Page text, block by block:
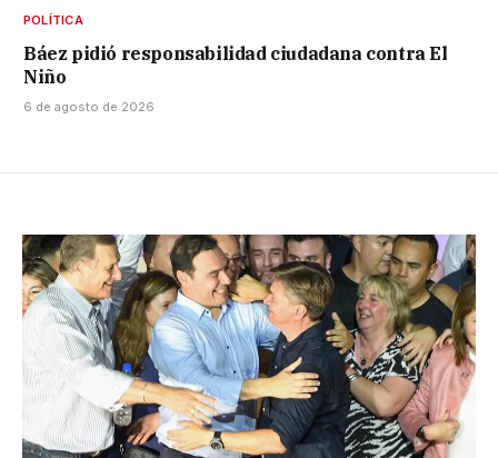
POLÍTICA
Báez pidió responsabilidad ciudadana contra El
Niño
6 de agosto de 2026